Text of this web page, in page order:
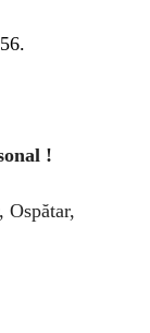
!
Ospătar,